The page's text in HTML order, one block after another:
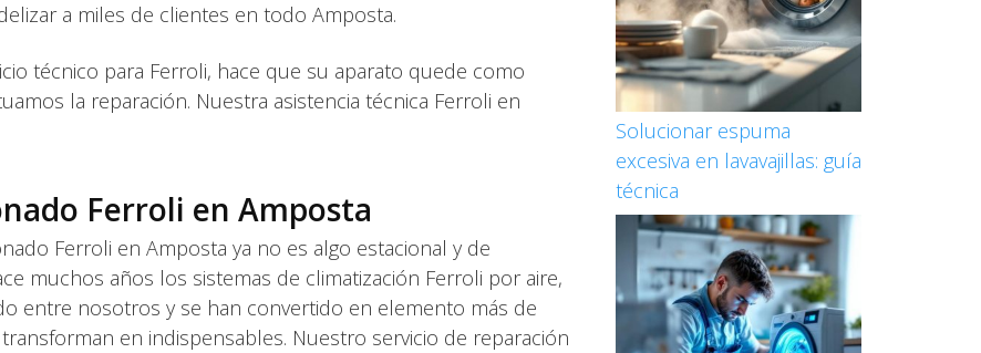
a miles de clientes en todo Amposta.
técnico para Ferroli, hace que su aparato quede como
la reparación. Nuestra asistencia técnica Ferroli en
Ferroli en Amposta
Ferroli en Amposta ya no es algo estacional y de
muchos años los sistemas de climatización Ferroli por aire,
entre nosotros y se han convertido en elemento más de
en indispensables. Nuestro servicio de reparación
Solucionar espuma
excesiva en lavavajillas: guía
técnica